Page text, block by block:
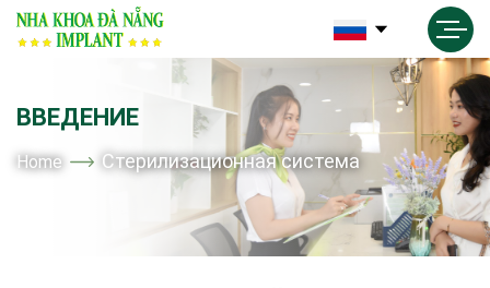
ВВЕДЕНИЕ
Home Стерилизационная система